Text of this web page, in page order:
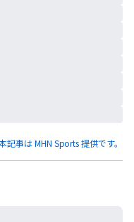
記事は MHN Sports 提供です。